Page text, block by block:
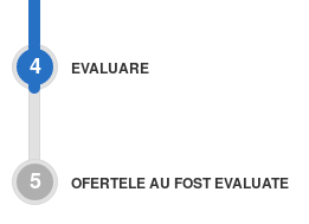
4 EVALUARE
5 OFERTELE AU FOST EVALUATE